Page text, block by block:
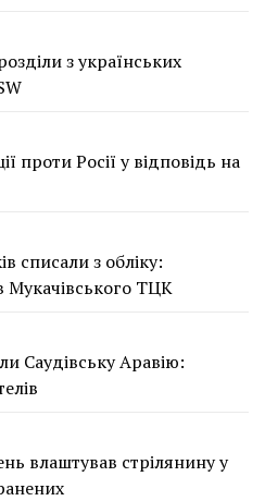
з українських
проти Росії у відповідь на
списали з обліку:
Мукачівського ТЦК
Саудівську Аравію:
влаштував стрілянину у